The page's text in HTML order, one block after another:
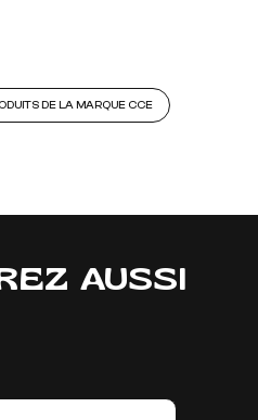
DE LA MARQUE CCE
AUSSI